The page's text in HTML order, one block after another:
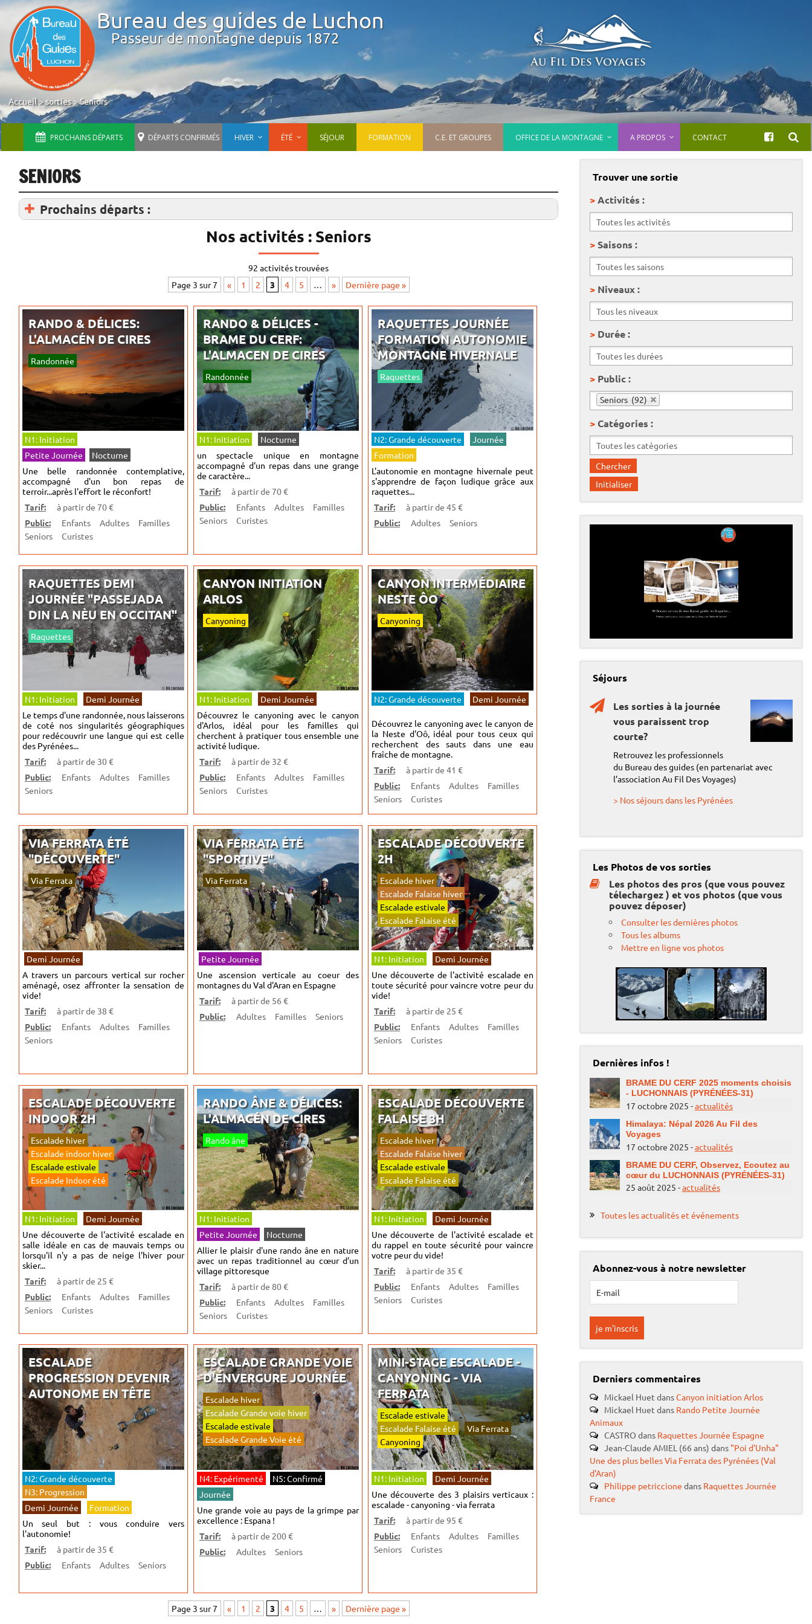
Bureau des guides de Luchon
Passeur de montagne depuis 1872
Accueil>sorties>Seniors
PROCHAINS DÉPARTS DÉPARTS CONFIRMÉS HIVER ÉTÉ SÉJOUR FORMATION C.E. ET GROUPES OFFICE DE LA MONTAGNE A PROPOS CONTACT
SENIORS
Prochains départs :
Nos activités : Seniors
92 activités trouvées
Page 3 sur 7
« 1 2 3 4 5 … » Dernière page »
RANDO & DÉLICES:
L'ALMACÉN DE CIRES
Randonnée
N1: Initiation
Petite Journée
Nocturne
Une belle randonnée contemplative,
accompagné d'un bon repas de
terroir...après l'effort le réconfort!
Tarif:
à partir de 70 €
Public:
Enfants Adultes
Familles
Seniors
Curistes
RANDO & DÉLICES -
BRAME DU CERF:
L'ALMACEN DE CIRES
Randonnée
N1: Initiation
Nocturne
un spectacle unique en montagne
accompagné d'un repas dans une grange
de caractère...
Tarif:
à partir de 70 €
Public:
Enfants Adultes
Familles
Seniors
Curistes
RAQUETTES JOURNÉE
FORMATION AUTONOMIE
MONTAGNE HIVERNALE
Raquettes
N2: Grande découverte
Journée
Formation
L'autonomie en montagne hivernale peut
s'apprendre de façon ludique grâce aux
raquettes...
Tarif:
à partir de 45 €
Public:
Adultes Seniors
RAQUETTES DEMI
JOURNÉE "PASSEJADA
DIN LA NÈU EN OCCITAN"
Raquettes
N1: Initiation
Demi Journée
Le temps d'une randonnée, nous laisserons
de coté nos singularités géographiques
pour redécouvrir une langue qui est celle
des Pyrénées...
Tarif:
à partir de 30 €
Public:
Enfants Adultes
Familles
Seniors
CANYON INITIATION
ARLOS
Canyoning
N1: Initiation
Demi Journée
Découvrez le canyoning avec le canyon
d'Arlos, idéal pour les familles qui
cherchent à pratiquer tous ensemble une
activité ludique.
Tarif:
à partir de 32 €
Public:
Enfants Adultes
Familles
Seniors
Curistes
CANYON INTERMÉDIAIRE
NESTE ÔO
Canyoning
N2: Grande découverte Demi Journée
Découvrez le canyoning avec le canyon de
la Neste d'Oô, idéal pour tous ceux qui
recherchent des sauts dans une eau
fraîche de montagne.
Tarif:
à partir de 41 €
Public:
Enfants Adultes
Familles
Seniors
Curistes
VIA FERRATA ÉTÉ
"DÉCOUVERTE"
Via Ferrata
Demi Journée
A travers un parcours vertical sur rocher
aménagé, osez affronter la sensation de
vide!
Tarif:
à partir de 38 €
Public:
Enfants Adultes
Familles
Seniors
VIA FERRATA ÉTÉ
"SPORTIVE"
Via Ferrata
Petite Journée
Une ascension verticale au coeur des
montagnes du Val d'Aran en Espagne
Tarif:
à partir de 56 €
Public:
Adultes Familles Seniors
ESCALADE DÉCOUVERTE
2H
Escalade hiver
Escalade Falaise hiver
Escalade estivale
Escalade Falaise été
N1: Initiation
Demi Journée
Une découverte de l'activité escalade en
toute sécurité pour vaincre votre peur du
vide!
Tarif:
à partir de 25 €
Public:
Enfants Adultes
Familles
Seniors
Curistes
ESCALADE DÉCOUVERTE
INDOOR 2H
Escalade hiver
Escalade indoor hiver
Escalade estivale
Escalade Indoor été
N1: Initiation
Demi Journée
Une découverte de l'activité escalade en
salle idéale en cas de mauvais temps ou
lorsqu'il n'y a pas de neige l'hiver pour
skier...
Tarif:
à partir de 25 €
Public:
Enfants Adultes
Familles
Seniors
Curistes
RANDO ÂNE & DÉLICES:
L'ALMACÉN DE CIRES
Rando âne
N1: Initiation
Petite Journée
Nocturne
Allier le plaisir d'une rando âne en nature
avec un repas traditionnel au cœur d’un
village pittoresque
Tarif:
à partir de 80 €
Public:
Enfants Adultes
Familles
Seniors
Curistes
ESCALADE DÉCOUVERTE
FALAISE 3H
Escalade hiver
Escalade Falaise hiver
Escalade estivale
Escalade Falaise été
N1: Initiation
Demi Journée
Une découverte de l'activité escalade et
du rappel en toute sécurité pour vaincre
votre peur du vide!
Tarif:
à partir de 35 €
Public:
Enfants Adultes
Familles
Seniors
Curistes
ESCALADE
PROGRESSION DEVENIR
AUTONOME EN TÊTE
N2: Grande découverte
N3: Progression
Demi Journée
Formation
Un seul but : vous conduire vers
l'autonomie!
Tarif:
à partir de 35 €
Public:
Enfants Adultes Seniors
ESCALADE GRANDE VOIE
D'ENVERGURE JOURNÉE
Escalade hiver
Escalade Grande voie hiver
Escalade estivale
Escalade Grande Voie été
N4: Expérimenté
N5: Confirmé
Journée
Une grande voie au pays de la grimpe par
excellence : Espana !
Tarif:
à partir de 200 €
Public:
Adultes Seniors
MINI-STAGE ESCALADE -
CANYONING - VIA
FERRATA
Escalade estivale
Escalade Falaise été
Via Ferrata
Canyoning
N1: Initiation
Demi Journée
Une découverte des 3 plaisirs verticaux :
escalade - canyoning - via ferrata
Tarif:
à partir de 95 €
Public:
Enfants Adultes
Familles
Seniors
Curistes
Page 3 sur 7 « 1 2 3 4 5 … » Dernière page »
Trouver une sortie
Activités :
Saisons :
Niveaux :
Durée :
Public :
Seniors (92)
Catégories :
Séjours
Les sorties à la journée
vous paraissent trop
courte?
Retrouvez les professionnels
du Bureau des guides (en partenariat avec
l’association Au Fil Des Voyages)
> Nos séjours dans les Pyrénées
Les Photos de vos sorties
Les photos des pros (que vous pouvez
télechargez ) et vos photos (que vous
pouvez déposer)
Consulter les dernières photos
Tous les albums
Mettre en ligne vos photos
Dernières infos !
BRAME DU CERF 2025 moments choisis
- LUCHONNAIS (PYRÉNÉES-31)
17 octobre 2025 -actualités
Himalaya: Népal 2026 Au Fil des
Voyages
17 octobre 2025 -actualités
BRAME DU CERF, Observez, Ecoutez au
cœur du LUCHONNAIS (PYRÉNÉES-31)
25 août 2025 -actualités
Toutes les actualités et événements
Abonnez-vous à notre newsletter
Derniers commentaires
Mickael Huet dansCanyon initiation Arlos
Mickael Huet dans Rando Petite Journée
Animaux
CASTRO dans Raquettes Journée Espagne
Jean-Claude AMIEL (66 ans) dans "Poi d'Unha"
Une des plus belles Via Ferrata des Pyrénées (Val
d'Aran)
Philippe petriccione dans Raquettes Journée
France